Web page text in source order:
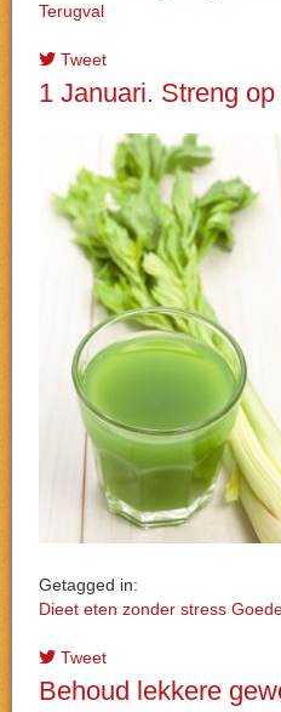
Terugval
Tweet
1 Januari. Streng
Getagged in:
Dieet eten zonder stress
Tweet
Behoud lekkere